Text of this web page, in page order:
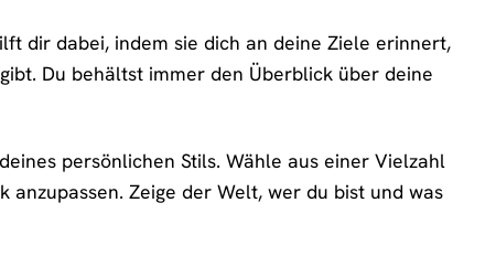
dir dabei, indem sie dich an deine Ziele erinnert,
Du behältst immer den Überblick über deine
persönlichen Stils. Wähle aus einer Vielzahl
Zeige der Welt, wer du bist und was